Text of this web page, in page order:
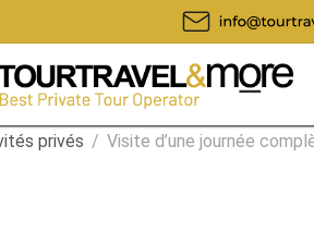
privés / Visite d’une journée